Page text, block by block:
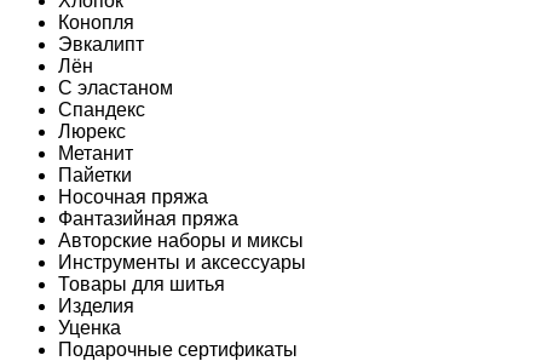
Конопля
Эвкалипт
Лён
C эластаном
Спандекс
Люрекс
Метанит
Пайетки
Носочная пряжа
Фантазийная пряжа
Авторские наборы и миксы
Инструменты и аксессуары
Товары для шитья
Изделия
Уценка
Подарочные сертификаты